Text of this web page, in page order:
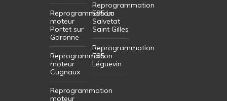
Reprogrammation
moteur
Portet sur
Garonne
Reprogrammation
moteur
Cugnaux
Reprogrammation
moteur
Reprogrammation
E85 La
Salvetat
Saint Gilles
Reprogrammation
E85
Léguevin